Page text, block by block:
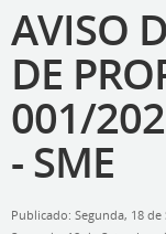
AVISO
DE
001/
- SME
Publicado: Segunda, 18